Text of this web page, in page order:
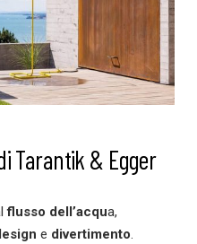
Tarantik & Egger
flusso dell’acqua,
e divertimento.